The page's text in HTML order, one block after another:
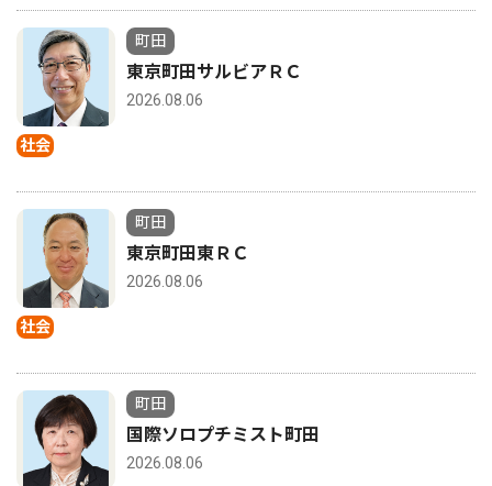
社会
町田
東京町田サルビアＲＣ
2026.08.06
社会
町田
東京町田東ＲＣ
2026.08.06
町田
国際ソロプチミスト町田
2026.08.06